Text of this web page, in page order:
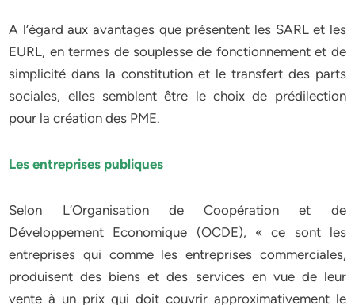
A l’égard aux avantages que présentent les SARL et les
EURL, en termes de souplesse de fonctionnement et de
simplicité dans la constitution et le transfert des parts
sociales, elles semblent être le choix de prédilection
pour la création des PME.
Les entreprises publiques
Selon L’Organisation de Coopération et de
Développement Economique (OCDE), « ce sont les
entreprises qui comme les entreprises commerciales,
produisent des biens et des services en vue de leur
vente à un prix qui doit couvrir approximativement le